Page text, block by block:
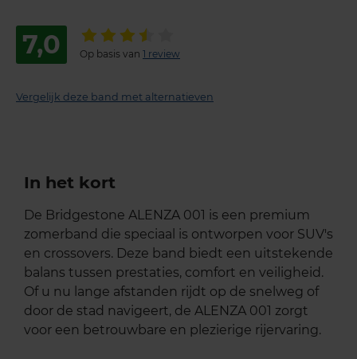
7,0 Op basis van 1 review
Vergelijk deze band met alternatieven
In het kort
De Bridgestone ALENZA 001 is een premium
zomerband die speciaal is ontworpen voor SUV's
en crossovers. Deze band biedt een uitstekende
balans tussen prestaties, comfort en veiligheid.
Of u nu lange afstanden rijdt op de snelweg of
door de stad navigeert, de ALENZA 001 zorgt
voor een betrouwbare en plezierige rijervaring.